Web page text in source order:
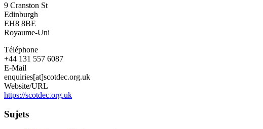
9 Cranston St
Edinburgh
EH8 8BE
Royaume-Uni
Téléphone
+44 131 557 6087
E-Mail
enquiries[at]scotdec.org.uk
Website/URL
https://scotdec.org.uk
Sujets